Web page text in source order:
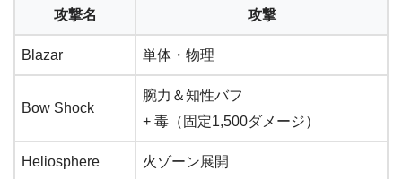
攻撃名 攻撃
Blazar 単体・物理
Bow Shock
腕力＆知性バフ
+ 毒（固定1,500ダメージ）
Heliosphere 火ゾーン展開